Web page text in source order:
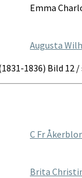
Emma
Augusta
1836) Bild 12 /
C Fr
Brita